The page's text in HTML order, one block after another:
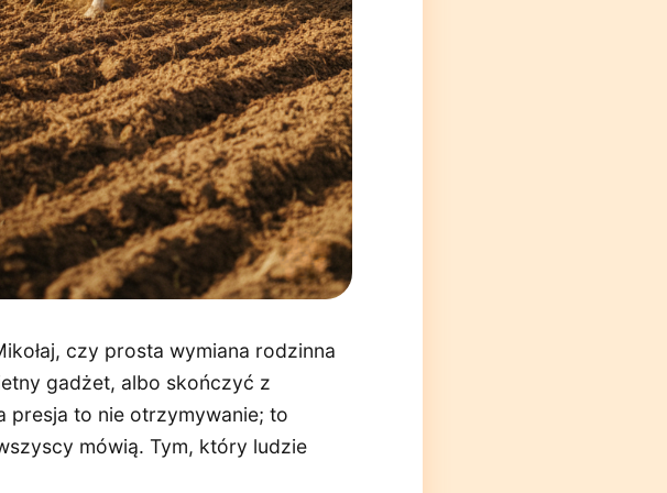
czy prosta wymiana rodzinna
gadżet, albo skończyć z
presja to nie otrzymywanie; to
mówią. Tym, który ludzie